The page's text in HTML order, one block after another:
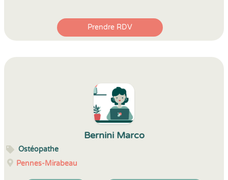
Prendre RDV
Bernini Marco
Ostéopathe
Pennes-Mirabeau